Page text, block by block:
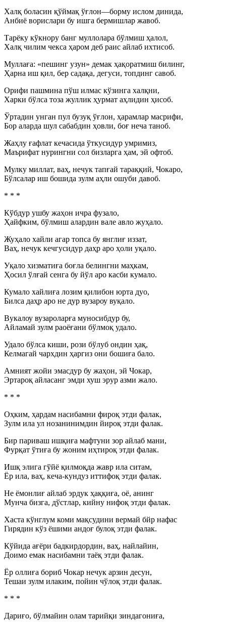
Халқ боласин қўймақ ўғлон—борму ислом динида,
Анбиё ворислари бу ишга бермишлар жавоб.
Тарёку кўкнору банг муллолара бўлмиш ҳалол,
Халқ чилим чекса ҳаром деб раис айлаб ихтисоб.
Муллаға: «пешинг узун» демак ҳақоратмиш билинг,
Ҳарна иш қил, бер садақа, дегуси, топдинг савоб.
Орифи пашмина пўш илмас кўзинга халқни,
Харки бўлса тоза жуллик ҳурмат аҳлидин ҳисоб.
Ўртадин унган пул бузуқ ўғлон, ҳарамлар масрифи,
Бор аларда шул сабабдин ҳовли, боғ неча таноб.
Жаҳлу ғафлат кечасида ўткусидур умримиз,
Маърифат нурингни сол бизларга ҳам, эй офтоб.
Мулку миллат, ваҳ, нечук тапғай тараққий, Чокаро,
Бўлсалар иш бошида зулм аҳли ошуби давоб.
* * *
Кўбдур ушбу жаҳон ичра фузало,
Ҳайфким, бўлмиш алардин вале авло жуҳало.
Жуҳало хайли агар топса бу янглиғ иззат,
Ваҳ, нечук кечгусидур даҳр аро ҳоли уқало.
Уқало хизматиға боғла белингни маҳкам,
Ҳосил ўлғай сенга бу йўл аро касби кумало.
Кумало хайлиға лозим қилибон юрта дуо,
Билса даҳр аро не дур вузароу вуқало.
Вукалоу вузароларға муносибдур бу,
Айламай зулм раоёғани бўлмоқ удало.
Удало бўлса киши, рози бўлуб ондин ҳақ,
Келмагай чархдин ҳаргиз они бошиға бало.
Амният жойи эмасдур бу жаҳон, эй Чокар,
Эртароқ айласанг эмди хуш эрур азми жало.
* * *
Оҳким, ҳардам насибамни фироқ этди фалак,
Зулм ила ул нозанинимдин йироқ этди фалак.
Бир париваш ишқиға мафтуни зор айлаб мани,
Фурқат ўтиға бу жоним иҳтироқ этди фалак.
Ишқ элига гўйё қилмоқда жавр ила ситам,
Ёр ила, ваҳ, кеча-кундуз иттифоқ этди фалак.
Не ёмонлиғ айлаб эрдук ҳаққиға, оё, анинг
Мунча бизга, дўстлар, кийну нифоқ этди фалак.
Хаста кўнглум коми мақсудини вермай бйр нафас
Гирядин кўз ёшими андоғ булоқ этди фалак.
Кўйида ағёри бадкирдордин, ваҳ, найлайин,
Доимо емак насибамни таёқ этди фалак.
Ёр оллиға бориб Чокар нечук арзин десун,
Тешаи зулм илаким, пойин чўлоқ этди фалак.
* * *
Дариғо, бўлмайин олам тарийқи зиндагониға,